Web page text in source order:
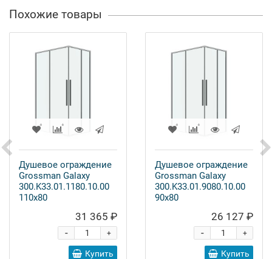
Похожие товары
Душевое ограждение
Grossman Galaxy
300.K33.01.1180.10.00
110x80
31 365 ₽
+
-
Купить
Душевое ограждение
Grossman Galaxy
300.K33.01.9080.10.00
90x80
26 127 ₽
+
-
Купить